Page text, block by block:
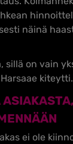
näinä
sillä on vain
kiteytti.
ei ole